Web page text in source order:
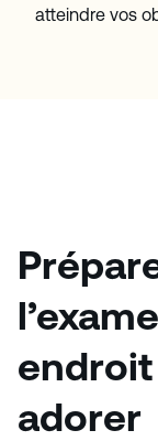
atteindre vos
endroit
adorer